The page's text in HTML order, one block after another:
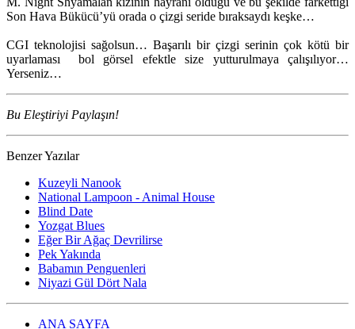
Son Hava Bükücü’yü orada o çizgi seride bıraksaydı keşke…
CGI teknolojisi sağolsun… Başarılı bir çizgi serinin çok kötü bir
uyarlaması bol görsel efektle size yutturulmaya çalışılıyor…
Yerseniz…
Bu Eleştiriyi Paylaşın!
Benzer Yazılar
Kuzeyli Nanook
National Lampoon - Animal House
Blind Date
Yozgat Blues
Eğer Bir Ağaç Devrilirse
Pek Yakında
Babamın Penguenleri
Niyazi Gül Dört Nala
ANA SAYFA